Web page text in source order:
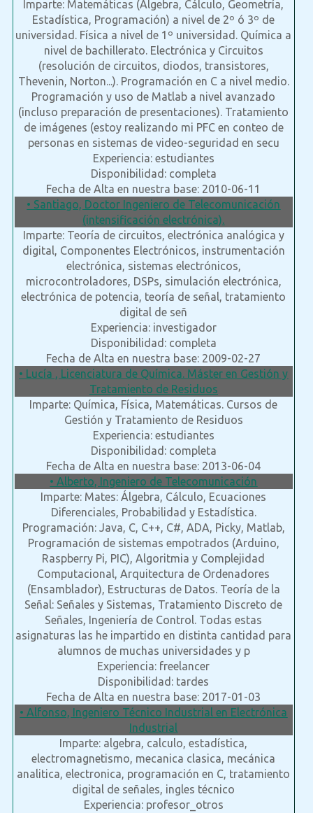
Imparte: Matemáticas (Álgebra, Cálculo, Geometría,
Estadística, Programación) a nivel de 2º ó 3º de
universidad. Física a nivel de 1º universidad. Química a
nivel de bachillerato. Electrónica y Circuitos
(resolución de circuitos, diodos, transistores,
Thevenin, Norton...). Programación en C a nivel medio.
Programación y uso de Matlab a nivel avanzado
(incluso preparación de presentaciones). Tratamiento
de imágenes (estoy realizando mi PFC en conteo de
personas en sistemas de video-seguridad en secu
Experiencia: estudiantes
Disponibilidad: completa
Fecha de Alta en nuestra base: 2010-06-11
• Santiago, Doctor Ingeniero de Telecomunicación
(intensificación electrónica).
Imparte: Teoría de circuitos, electrónica analógica y
digital, Componentes Electrónicos, instrumentación
electrónica, sistemas electrónicos,
microcontroladores, DSPs, simulación electrónica,
electrónica de potencia, teoría de señal, tratamiento
digital de señ
Experiencia: investigador
Disponibilidad: completa
Fecha de Alta en nuestra base: 2009-02-27
• Lucía , Licenciatura de Química. Máster en Gestión y
Tratamiento de Residuos
Imparte: Química, Física, Matemáticas. Cursos de
Gestión y Tratamiento de Residuos
Experiencia: estudiantes
Disponibilidad: completa
Fecha de Alta en nuestra base: 2013-06-04
• Alberto, Ingeniero de Telecomunicación
Imparte: Mates: Álgebra, Cálculo, Ecuaciones
Diferenciales, Probabilidad y Estadística.
Programación: Java, C, C++, C#, ADA, Picky, Matlab,
Programación de sistemas empotrados (Arduino,
Raspberry Pi, PIC), Algoritmia y Complejidad
Computacional, Arquitectura de Ordenadores
(Ensamblador), Estructuras de Datos. Teoría de la
Señal: Señales y Sistemas, Tratamiento Discreto de
Señales, Ingeniería de Control. Todas estas
asignaturas las he impartido en distinta cantidad para
alumnos de muchas universidades y p
Experiencia: freelancer
Disponibilidad: tardes
Fecha de Alta en nuestra base: 2017-01-03
• Alfonso, Ingeniero Técnico Industrial en Electrónica
Industrial
Imparte: algebra, calculo, estadística,
electromagnetismo, mecanica clasica, mecánica
analitica, electronica, programación en C, tratamiento
digital de señales, ingles técnico
Experiencia: profesor_otros